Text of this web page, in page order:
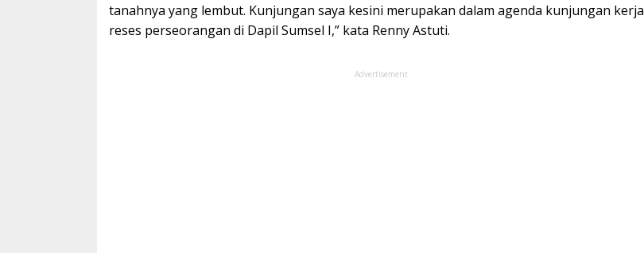
tanahnya yang lembut. Kunjungan saya kesini merupakan dalam agenda kunjungan kerja
reses perseorangan di Dapil Sumsel I,” kata Renny Astuti.
Advertisement